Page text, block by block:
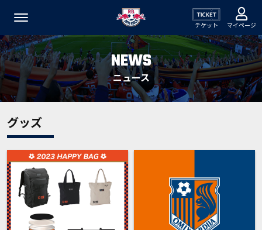
チケット マイページ
NEWS
ニュース
グッズ